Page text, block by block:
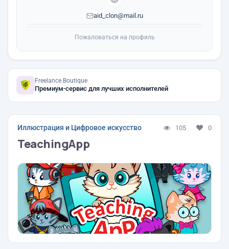
aid_clon@mail.ru
Пожаловаться на профиль
Freelance.Boutique
Премиум-сервис для лучших исполнителей
Иллюстрация и Цифровое искусство 105 0
TeachingApp